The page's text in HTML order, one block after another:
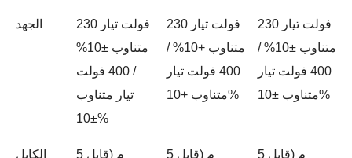
الجهد
230 فولت تيار
متناوب ±10%
/ 400 فولت
تيار متناوب
±10%
230 فولت تيار
متناوب +10% /
400 فولت تيار
متناوب +10%
230 فولت تيار
متناوب ±10% /
400 فولت تيار
متناوب ±10%
الكابل
5 م (قابل
5 م (قابل
5 م (قابل